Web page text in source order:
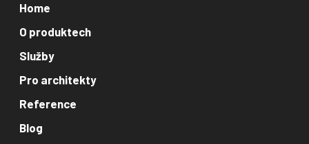
Home
O produktech
Služby
Pro architekty
Reference
Blog